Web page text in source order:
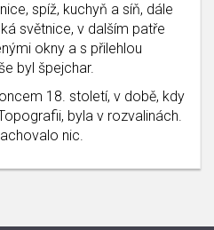
spíž, kuchyň a síň, dále
světnice, v dalším patře
okny a s přilehlou
byl špejchar.
18. století, v době, kdy
byla v rozvalinách.
nic.